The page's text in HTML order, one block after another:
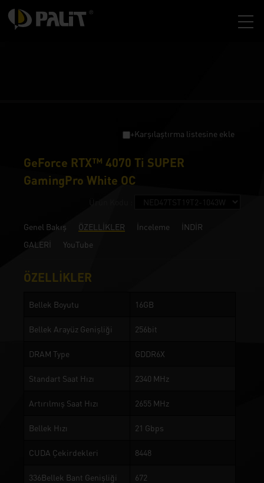
+Karşılaştırma listesine ekle
GeForce RTX™ 4070 Ti SUPER
GamingPro White OC
Genel Bakış ÖZELLİKLER İnceleme
İNDİR
GALERİ
YouTube
ÖZELLİKLER
Bellek Boyutu 16GB
Bellek Arayüz Genişliği 256bit
DRAM Type GDDR6X
Standart Saat Hızı 2340 MHz
Artırılmış Saat Hızı 2655 MHz
Bellek Hızı 21 Gbps
CUDA Çekirdekleri 8448
336Bellek Bant Genişliği
672